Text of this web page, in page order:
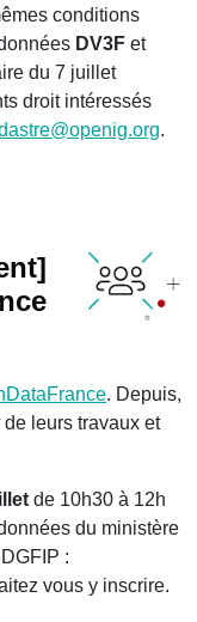
conditions
DV3F et
du 7 juillet
droit intéressés
.
. Depuis,
leurs travaux et
de 10h30 à 12h
du ministère
:
vous y inscrire.